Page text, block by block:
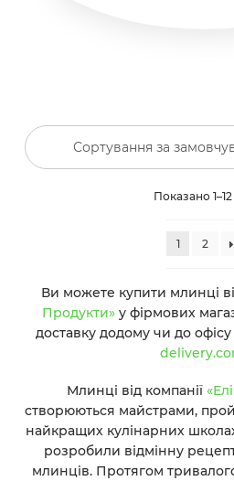
Показано 1–12
1 2
Ви можете купити млинці
Продукти» у фірмових
доставку додому чи до офісу
Млинці від компанії
створюються майстрами,
найкращих кулінарних
розробили відмінну
млинців. Протягом